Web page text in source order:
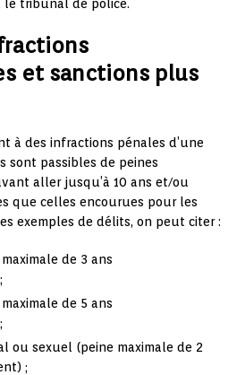
le tribunal de police.
et sanctions plus
à des infractions pénales d’une
sont passibles de peines
aller jusqu’à 10 ans et/ou
que celles encourues pour les
exemples de délits, on peut citer :
de 3 ans
de 5 ans
ou sexuel (peine maximale de 2
;